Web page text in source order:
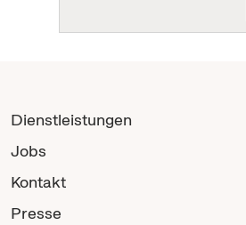
Dienstleistungen
Jobs
Kontakt
Presse